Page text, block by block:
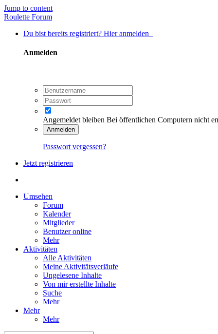
Jump to content
Roulette Forum
Du bist bereits registriert? Hier anmelden
Anmelden
Angemeldet bleiben Bei öffentlichen Computern nicht
Anmelden
Passwort vergessen?
Jetzt registrieren
Umsehen
Forum
Kalender
Mitglieder
Benutzer online
Mehr
Aktivitäten
Alle Aktivitäten
Meine Aktivitätsverläufe
Ungelesene Inhalte
Von mir erstellte Inhalte
Suche
Mehr
Mehr
Mehr